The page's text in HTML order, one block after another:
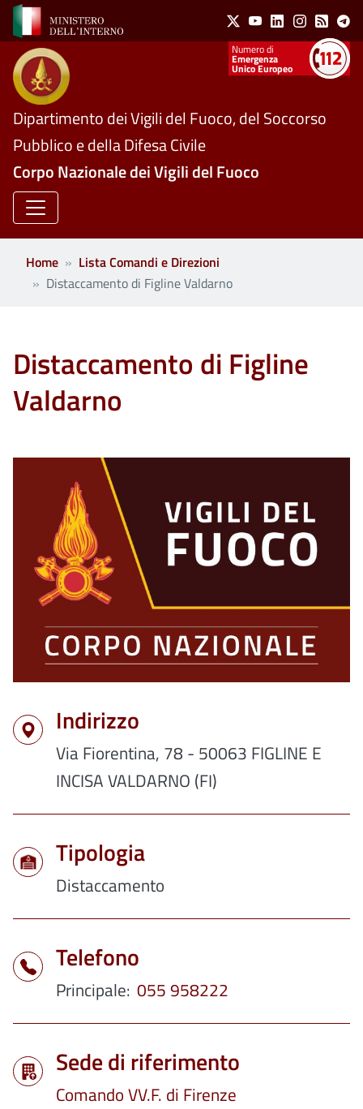
Salta al contenuto principale Social Menu
X YoutubeLinkedinInstagram
Feed
Numeri utili
Emergenza
Unico Europeo
Dipartimento dei Vigili del Fuoco, del Soccorso
Pubblico e della Difesa Civile
Corpo Nazionale dei Vigili del Fuoco
Home
Lista Comandi e Direzioni
Distaccamento di Figline Valdarno
Distaccamento di Figline
Valdarno
Indirizzo
Via Fiorentina, 78 - 50063 FIGLINE E
INCISA VALDARNO (FI)
Tipologia
Distaccamento
Telefono
Principale 055 958222
Sede di riferimento
Comando VV.F. di Firenze